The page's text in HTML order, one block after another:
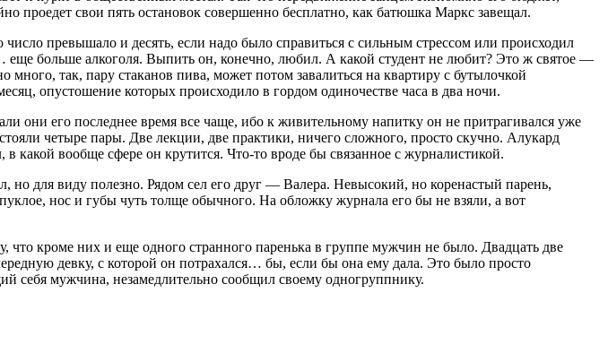
проедет свои пять остановок совершенно бесплатно, как батюшка Маркс завещал.
число превышало и десять, если надо было справиться с сильным стрессом или происходил
еще больше алкоголя. Выпить он, конечно, любил. А какой студент не любит? Это ж святое —
так, пару стаканов пива, может потом завалиться на квартиру с бутылочкой
опустошение которых происходило в гордом одиночестве часа в два ночи.
они его последнее время все чаще, ибо к живительному напитку он не притрагивался уже
четыре пары. Две лекции, две практики, ничего сложного, просто скучно. Алукард
какой вообще сфере он крутится. Что-то вроде бы связанное с журналистикой.
но для виду полезно. Рядом сел его друг — Валера. Невысокий, но коренастый парень,
нос и губы чуть толще обычного. На обложку журнала его бы не взяли, а вот
кроме них и еще одного странного паренька в группе мужчин не было. Двадцать две
девку, с которой он потрахался… бы, если бы она ему дала. Это было просто
себя мужчина, незамедлительно сообщил своему одногруппнику.